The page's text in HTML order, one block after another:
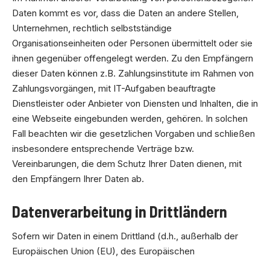
Daten kommt es vor, dass die Daten an andere Stellen,
Unternehmen, rechtlich selbstständige
Organisationseinheiten oder Personen übermittelt oder sie
ihnen gegenüber offengelegt werden. Zu den Empfängern
dieser Daten können z.B. Zahlungsinstitute im Rahmen von
Zahlungsvorgängen, mit IT-Aufgaben beauftragte
Dienstleister oder Anbieter von Diensten und Inhalten, die in
eine Webseite eingebunden werden, gehören. In solchen
Fall beachten wir die gesetzlichen Vorgaben und schließen
insbesondere entsprechende Verträge bzw.
Vereinbarungen, die dem Schutz Ihrer Daten dienen, mit
den Empfängern Ihrer Daten ab.
Datenverarbeitung in Drittländern
Sofern wir Daten in einem Drittland (d.h., außerhalb der
Europäischen Union (EU), des Europäischen